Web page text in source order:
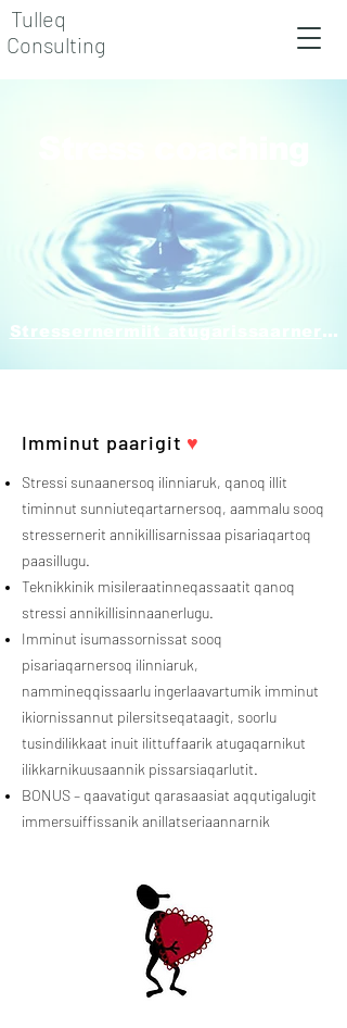
Tulleq
Consulting
Stressernermiit
Imminut paarigit ♥
Stressi sunaanersoq ilinniaruk, qanoq illit
timinnut sunniuteqartarnersoq, aammalu sooq
stressernerit annikillisarnissaa pisariaqartoq
paasillugu.
Teknikkinik misileraatinneqassaatit qanoq
stressi annikillisinnaanerlugu.
Imminut isumassornissat sooq
pisariaqarnersoq ilinniaruk,
nammineqqissaarlu ingerlaavartumik imminut
ikiornissannut pilersitseqataagit, soorlu
tusindilikkaat inuit ilittuffaarik atugaqarnikut
ilikkarnikuusaannik pissarsiaqarlutit.
BONUS – qaavatigut qarasaasiat aqqutigalugit
immersuiffissanik anillatseriaannarnik